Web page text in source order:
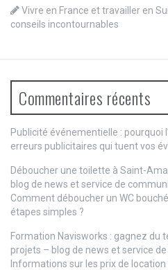
Vivre en France et travailler en
conseils incontournables
Commentaires récents
Publicité événementielle : pourquoi
erreurs publicitaires qui tuent vos
Déboucher une toilette à Saint-
blog de news et service de
Comment déboucher un WC
étapes simples ?
Formation Navisworks : gagnez du
projets – blog de news et service
Informations sur les prix de location